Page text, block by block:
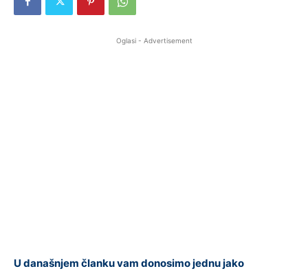
Oglasi - Advertisement
U današnjem članku vam donosimo jednu jako